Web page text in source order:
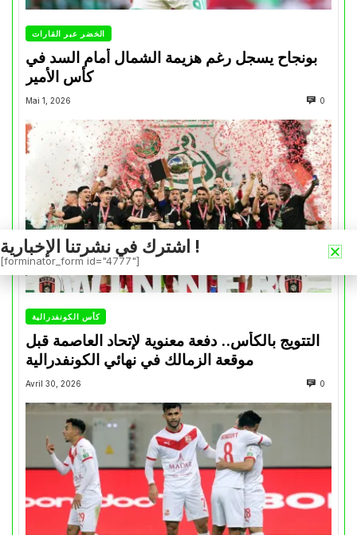
الخضر عبر القارات
بونجاح يسجل رغم هزيمة الشمال أمام السد في
كأس الأمير
Mai 1, 2026 0
كأس الكونفدرالية
التتويج بالكأس.. دفعة معنوية لإتحاد العاصمة قبل
موقعة الزمالك في نهائي الكونفدرالية
Avril 30, 2026 0
اشترك في نشرتنا الإخبارية !
[forminator_form id="4777"]